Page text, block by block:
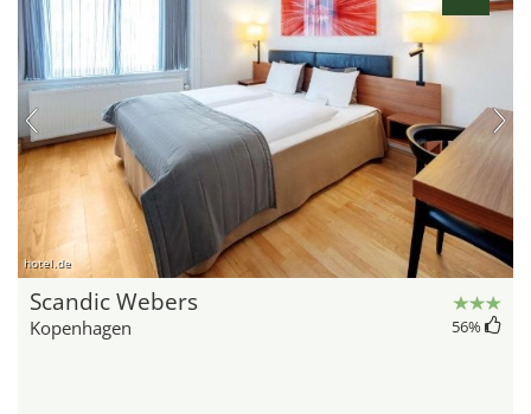
hotel.de
Scandic Webers
Kopenhagen 56%